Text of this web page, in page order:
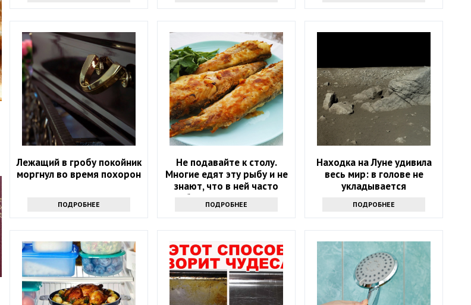
Лежащий в гробу покойник
моргнул во время похорон
ПОДРОБНЕЕ
Не подавайте к столу.
Многие едят эту рыбу и не
знают, что в ней часто
бывают паразиты
ПОДРОБНЕЕ
Находка на Луне удивила
весь мир: в голове не
укладывается
ПОДРОБНЕЕ